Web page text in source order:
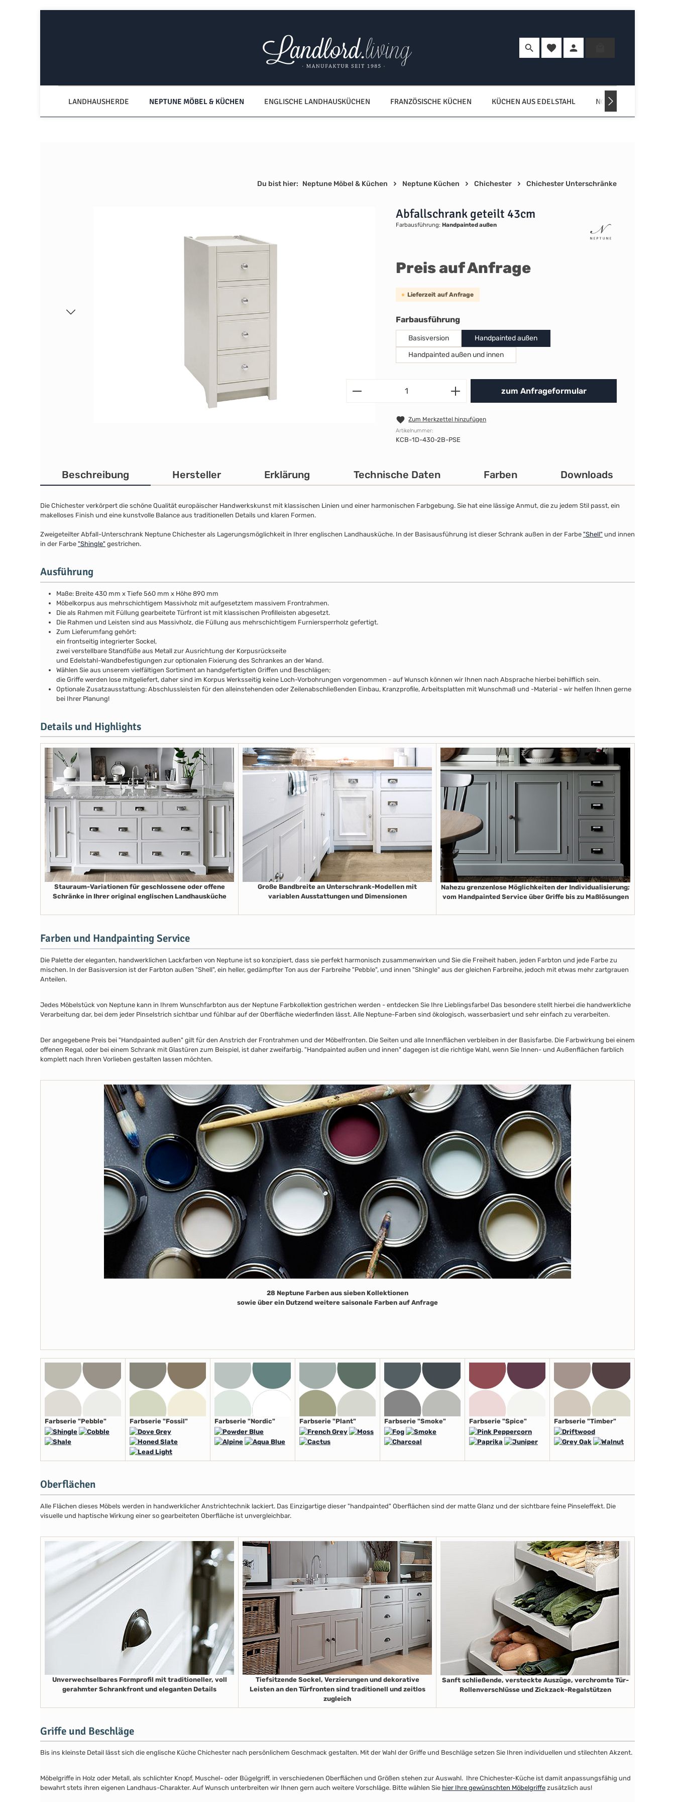
Du hast 0 Produkte auf dem Merkzettel
LANDHAUSHERDE NEPTUNE MÖBEL & KÜCHEN ENGLISCHE LANDHAUSKÜCHEN FRANZÖSISCHE KÜCHEN KÜCHEN AUS EDELSTAHL NORDISCHE KÜCHEN
Du bist hier: Neptune Möbel & Küchen Neptune Küchen Chichester Chichester Unterschränke
Abfallschrank geteilt 43cm
Farbausführung: Handpainted außen
Preis auf Anfrage
Lieferzeit auf Anfrage
Farbausführungauswählen
Basisversion
Handpainted außen
Handpainted außen und innen
Produkt Anzahl: Gib den
zum Anfrageformular
Zum Merkzettel hinzufügen
Artikelnummer:
KCB-1D-430-2B-PSE
Beschreibung Hersteller Erklärung Technische Daten Farben Downloads
Die Chichester verkörpert die schöne Qualität europäischer Handwerkskunst mit klassischen Linien und einer harmonischen Farbgebung. Sie hat eine lässige Anmut, die zu jedem Stil passt, ein
makelloses Finish und eine kunstvolle Balance aus traditionellen Details und klaren Formen.
Zweigeteilter Abfall-Unterschrank Neptune Chichester als Lagerungsmöglichkeit in Ihrer englischen Landhausküche. In der Basisausführung ist dieser Schrank außen in der Farbe "Shell" und innen
in der Farbe "Shingle" gestrichen.
Ausführung
Maße: Breite 430 mm x Tiefe 560 mm x Höhe 890 mm
Möbelkorpus aus mehrschichtigem Massivholz mit aufgesetztem massivem Frontrahmen.
Die als Rahmen mit Füllung gearbeitete Türfront ist mit klassischen Profilleisten abgesetzt.
Die Rahmen und Leisten sind aus Massivholz, die Füllung aus mehrschichtigem Furniersperrholz gefertigt.
Zum Lieferumfang gehört:
ein frontseitig integrierter Sockel,
zwei verstellbare Standfüße aus Metall zur Ausrichtung der Korpusrückseite
und Edelstahl-Wandbefestigungen zur optionalen Fixierung des Schrankes an der Wand.
Wählen Sie aus unserem vielfältigen Sortiment an handgefertigten Griffen und Beschlägen;
die Griffe werden lose mitgeliefert, daher sind im Korpus Werksseitig keine Loch-Vorbohrungen vorgenommen - auf Wunsch können wir Ihnen nach Absprache hierbei behilflich sein.
Optionale Zusatzausstattung: Abschlussleisten für den alleinstehenden oder Zeilenabschließenden Einbau, Kranzprofile, Arbeitsplatten mit Wunschmaß und -Material - wir helfen Ihnen gerne
bei Ihrer Planung!
Details und Highlights
Stauraum-Variationen für geschlossene oder offene
Schränke in Ihrer original englischen Landhausküche
Große Bandbreite an Unterschrank-Modellen mit
variablen Ausstattungen und Dimensionen
Nahezu grenzenlose Möglichkeiten der Individualisierung;
vom Handpainted Service über Griffe bis zu Maßlösungen
Farben und Handpainting Service
Die Palette der eleganten, handwerklichen Lackfarben von Neptune ist so konzipiert, dass sie perfekt harmonisch zusammenwirken und Sie die Freiheit haben, jeden Farbton und jede Farbe zu
mischen. In der Basisversion ist der Farbton außen "Shell", ein heller, gedämpfter Ton aus der Farbreihe "Pebble", und innen "Shingle" aus der gleichen Farbreihe, jedoch mit etwas mehr zartgrauen
Anteilen.
Jedes Möbelstück von Neptune kann in Ihrem Wunschfarbton aus der Neptune Farbkollektion gestrichen werden - entdecken Sie Ihre Lieblingsfarbe! Das besondere stellt hierbei die handwerkliche
Verarbeitung dar, bei dem jeder Pinselstrich sichtbar und fühlbar auf der Oberfläche wiederfinden lässt. Alle Neptune-Farben sind ökologisch, wasserbasiert und sehr einfach zu verarbeiten.
Der angegebene Preis bei "Handpainted außen" gilt für den Anstrich der Frontrahmen und der Möbelfronten. Die Seiten und alle Innenflächen verbleiben in der Basisfarbe. Die Farbwirkung bei einem
offenen Regal, oder bei einem Schrank mit Glastüren zum Beispiel, ist daher zweifarbig. "Handpainted außen und innen" dagegen ist die richtige Wahl, wenn Sie Innen- und Außenflächen farblich
komplett nach Ihren Vorlieben gestalten lassen möchten.
28 Neptune Farben aus sieben Kollektionen
sowie über ein Dutzend weitere saisonale Farben auf Anfrage
Farbserie "Pebble" Farbserie "Fossil" Farbserie "Nordic" Farbserie "Plant" Farbserie "Smoke" Farbserie "Spice" Farbserie "Timber"
Oberflächen
Alle Flächen dieses Möbels werden in handwerklicher Anstrichtechnik lackiert. Das Einzigartige dieser "handpainted" Oberflächen sind der matte Glanz und der sichtbare feine Pinseleffekt. Die
visuelle und haptische Wirkung einer so gearbeiteten Oberfläche ist unvergleichbar.
Unverwechselbares Formprofil mit traditioneller, voll
gerahmter Schrankfront und eleganten Details
Tiefsitzende Sockel, Verzierungen und dekorative
Leisten an den Türfronten sind traditionell und zeitlos
zugleich
Sanft schließende, versteckte Auszüge, verchromte Tür-
Rollenverschlüsse und Zickzack-Regalstützen
Griffe und Beschläge
Bis ins kleinste Detail lässt sich die englische Küche Chichester nach persönlichem Geschmack gestalten. Mit der Wahl der Griffe und Beschläge setzen Sie Ihren individuellen und stilechten Akzent.
Möbelgriffe in Holz oder Metall, als schlichter Knopf, Muschel- oder Bügelgriff, in verschiedenen Oberflächen und Größen stehen zur Auswahl. Ihre Chichester-Küche ist damit anpassungsfähig und
bewahrt stets ihren eigenen Landhaus-Charakter. Auf Wunsch unterbreiten wir Ihnen gern auch weitere Vorschläge. Bitte wählen Sie hier Ihre gewünschten Möbelgriffe zusätzlich aus!